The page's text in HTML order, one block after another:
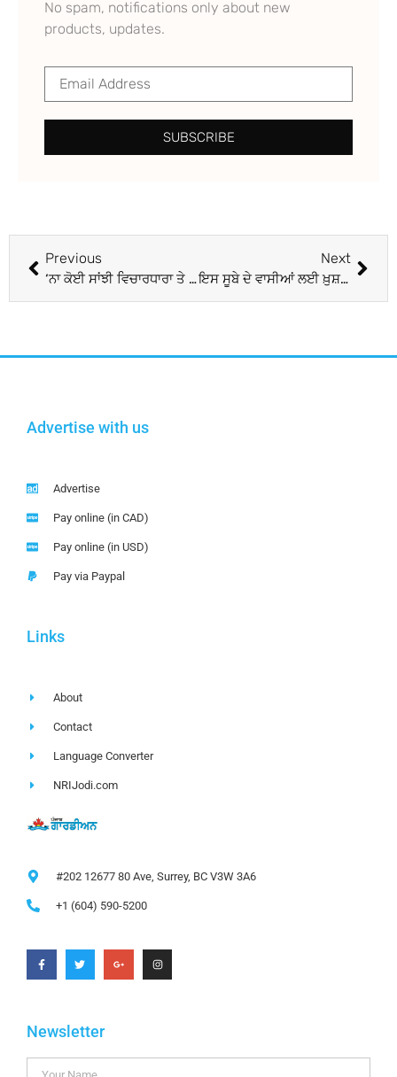
No spam, notifications only about new
products, updates.
SUBSCRIBE
Previous
‘ਨਾ ਕੋਈ ਸਾਂਝੀ ਵਿਚਾਰਧਾਰਾ ਤੇ ਨਾ ਕੋਈ…’, ਅਨੁਰਾਗ ਠਾਕੁਰ ਨੇ I.N.D.I ਅਲਾਇੰਸ ਨੂੰ ਦੱਸਿਆ ਭ੍ਰਿਸ਼ਟ ਨੇਤਾਵਾਂ ਦਾ ਸਮੂਹ
Next
ਇਸ ਸੂਬੇ ਦੇ ਵਾਸੀਆਂ ਲਈ ਖ਼ੁਸ਼ਖਬਰੀ, ਹੁਣ ਬਿਨਾਂ ਰਾਸ਼ਨ ਕਾਰਡ ਤੋਂ ਹੀ ਮਿਲੇਗੇ ਸਸਤੀ ਦਾਲ ਤੇ ਆਟਾ
Advertise with us
Advertise
Pay online (in CAD)
Pay online (in USD)
Pay via Paypal
Links
About
Contact
Language Converter
NRIJodi.com
#202 12677 80 Ave, Surrey, BC V3W 3A6
+1 (604) 590-5200
Newsletter